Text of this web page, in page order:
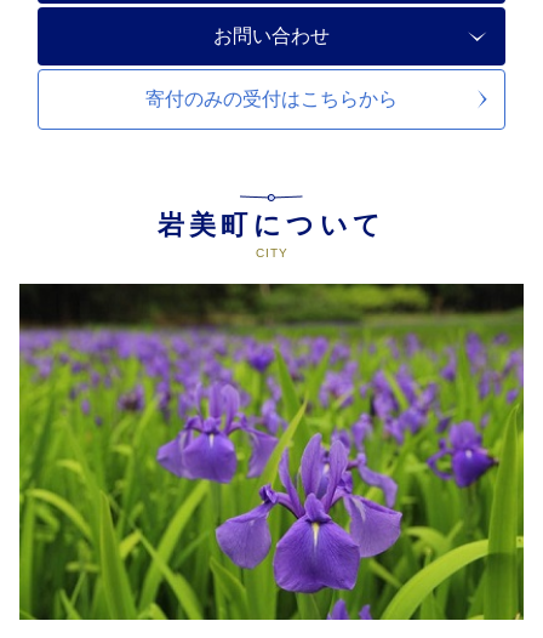
お問い合わせ
寄付のみの受付はこちらから
岩美町について